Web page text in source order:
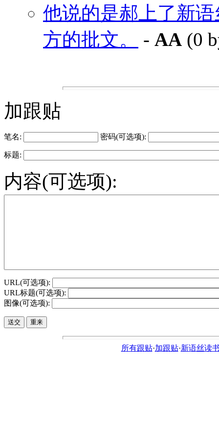
他说的是郝上了新
方的批文。
- AA (0
加跟贴
笔名: 密码(可选项):
标题:
内容(可选项):
URL(可选项):
URL标题(可选项):
图像(可选项):
所有跟贴·加跟贴·新语丝读